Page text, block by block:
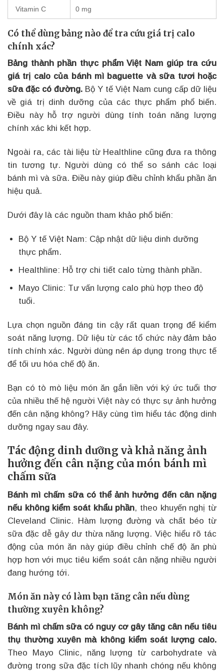
Vitamin C 0 mg
Có thể dùng bảng nào để tra cứu giá trị calo
chính xác?
Bảng thành phần thực phẩm Việt Nam giúp tra cứu
giá trị calo của bánh mì baguette và sữa tươi hoặc
sữa đặc có đường. Bộ Y tế Việt Nam cung cấp dữ liệu
về giá trị dinh dưỡng của các thực phẩm phổ biến.
Điều này hỗ trợ người dùng tính toán năng lượng
chính xác khi kết hợp.
Ngoài ra, các tài liệu từ Healthline cũng đưa ra thông
tin tương tự. Người dùng có thể so sánh các loại
bánh mì và sữa. Điều này giúp điều chỉnh khẩu phần ăn
hiệu quả.
Dưới đây là các nguồn tham khảo phổ biến:
Bộ Y tế Việt Nam: Cập nhật dữ liệu dinh dưỡng
thực phẩm.
Healthline: Hỗ trợ chi tiết calo từng thành phần.
Mayo Clinic: Tư vấn lượng calo phù hợp theo độ
tuổi.
Lựa chọn nguồn đáng tin cậy rất quan trọng để kiểm
soát năng lượng. Dữ liệu từ các tổ chức này đảm bảo
tính chính xác. Người dùng nên áp dụng trong thực tế
để tối ưu hóa chế độ ăn.
Bạn có tò mò liệu món ăn gắn liền với ký ức tuổi thơ
của nhiều thế hệ người Việt này có thực sự ảnh hưởng
đến cân nặng không? Hãy cùng tìm hiểu tác động dinh
dưỡng ngay sau đây.
Tác động dinh dưỡng và khả năng ảnh
hưởng đến cân nặng của món bánh mì
chấm sữa
Bánh mì chấm sữa có thể ảnh hưởng đến cân nặng
nếu không kiểm soát khẩu phần, theo khuyến nghị từ
Cleveland Clinic. Hàm lượng đường và chất béo từ
sữa đặc dễ gây dư thừa năng lượng. Việc hiểu rõ tác
động của món ăn này giúp điều chỉnh chế độ ăn phù
hợp hơn với mục tiêu kiểm soát cân nặng nhiều người
đang hướng tới.
Món ăn này có làm bạn tăng cân nếu dùng
thường xuyên không?
Bánh mì chấm sữa có nguy cơ gây tăng cân nếu tiêu
thụ thường xuyên mà không kiểm soát lượng calo.
Theo Mayo Clinic, năng lượng từ carbohydrate và
đường trong sữa đặc tích lũy nhanh chóng nếu không